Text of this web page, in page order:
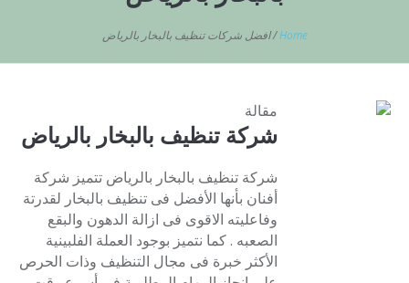
Home
/افضل شركات تنظيف بالبخار بالرياض
مقالة
شركة تنظيف بالبخار بالرياض
شركة تنظيف بالبخار بالرياض تتميز شركة
أفنان بأنها الأفضل فى تنظيف بالبخار لقدرتة
وفاعليته الاقوى فى ازالة الدهون والبقع
الصعبه . كما نتميز بوجود العملة الفلبينية
الأكثر خبرة فى مجال التنظيف وذات الحرص